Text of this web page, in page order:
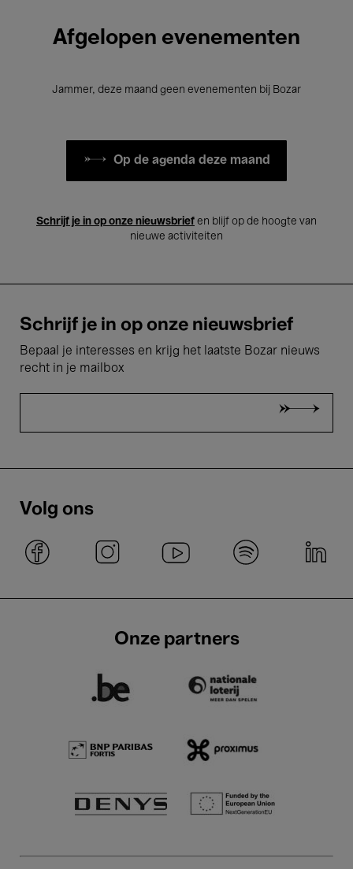
Afgelopen evenementen
Jammer, deze maand geen evenementen bij Bozar
Op de agenda deze maand
Schrijf je in op onze nieuwsbrief en blijf op de hoogte van
nieuwe activiteiten
Schrijf je in op onze nieuwsbrief
Bepaal je interesses en krijg het laatste Bozar nieuws
recht in je mailbox
Volg ons
Onze partners